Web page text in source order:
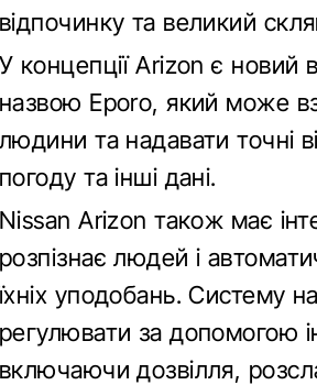
відпочинку та великий
У концепції Arizon є новий
назвою Eporo, який може
людини та надавати точні
погоду та інші дані.
Nissan Arizon також має
розпізнає людей і
їхніх уподобань. Систему
регулювати за допомогою
включаючи дозвілля,